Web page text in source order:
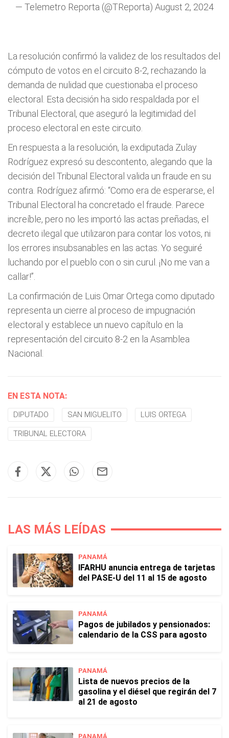
— Telemetro Reporta (@TReporta) August 2, 2024
La resolución confirmó la validez de los resultados del
cómputo de votos en el circuito 8-2, rechazando la
demanda de nulidad que cuestionaba el proceso
electoral. Esta decisión ha sido respaldada por el
Tribunal Electoral, que aseguró la legitimidad del
proceso electoral en este circuito.
En respuesta a la resolución, la exdiputada Zulay
Rodríguez expresó su descontento, alegando que la
decisión del Tribunal Electoral valida un fraude en su
contra. Rodríguez afirmó: “Como era de esperarse, el
Tribunal Electoral ha concretado el fraude. Parece
increíble, pero no les importó las actas preñadas, el
decreto ilegal que utilizaron para contar los votos, ni
los errores insubsanables en las actas. Yo seguiré
luchando por el pueblo con o sin curul. ¡No me van a
callar!”.
La confirmación de Luis Omar Ortega como diputado
representa un cierre al proceso de impugnación
electoral y establece un nuevo capítulo en la
representación del circuito 8-2 en la Asamblea
Nacional.
EN ESTA NOTA:
DIPUTADO SAN MIGUELITO LUIS ORTEGA
TRIBUNAL ELECTORA
LAS MÁS LEÍDAS
PANAMÁ
IFARHU anuncia entrega de tarjetas
del PASE-U del 11 al 15 de agosto
PANAMÁ
Pagos de jubilados y pensionados:
calendario de la CSS para agosto
PANAMÁ
Lista de nuevos precios de la
gasolina y el diésel que regirán del 7
al 21 de agosto
PANAMÁ